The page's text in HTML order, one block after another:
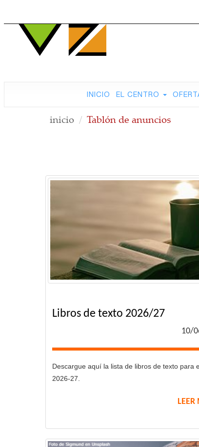
INICIO EL CENTRO
inicio Tablón de anuncios
Libros de texto 2026/27
10/
Descargue aquí la lista de libros de texto para
2026-27.